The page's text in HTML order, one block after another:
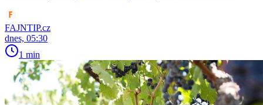
FAJNTIP.cz
dnes, 05:30
1 min